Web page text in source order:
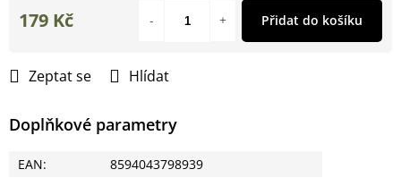
Zeptat se Hlídat
Doplňkové parametry
EAN: 8594043798939
179 Kč Přidat do košíku